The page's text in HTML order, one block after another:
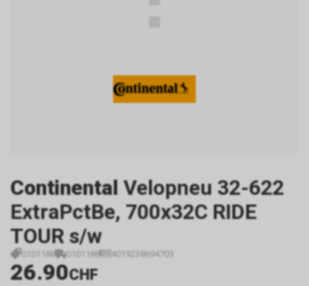
Continental Velopneu 32-622
ExtraPctBe, 700x32C RIDE
TOUR s/w
0101188 0101188 4019238694703
26.90CHF